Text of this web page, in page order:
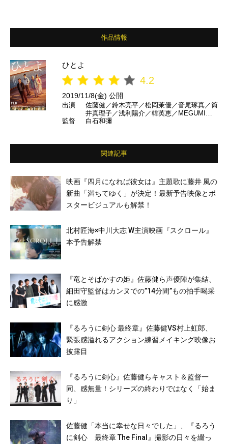
作品情報
ひとよ
4.2
2019/11/8(金) 公開
出演
佐藤健／鈴木亮平／松岡茉優／音尾琢真／筒
井真理子／浅利陽介／韓英恵／MEGUMI／
大悟（千鳥）／佐々木蔵之介／田中裕子 ほ
監督 白石和彌
関連記事
映画『四月になれば彼女は』主題歌に藤井 風の
新曲「満ちてゆく」が決定！最新予告映像とポ
スタービジュアルも解禁！
北村匠海×中川大志 W主演映画『スクロール』
本予告解禁
『竜とそばかすの姫』佐藤健ら声優陣が集結、
細田守監督はカンヌでの”14分間”もの拍手喝采
に感激
『るろうに剣心 最終章』佐藤健VS村上虹郎、
緊張感溢れるアクション練習メイキング映像お
披露目
『るろうに剣心』佐藤健らキャスト＆監督一
同、感無量！シリーズの終わりではなく「始ま
り」
佐藤健「本当に幸せな日々でした」、『るろう
に剣心 最終章 The Final』撮影の日々を綴っ